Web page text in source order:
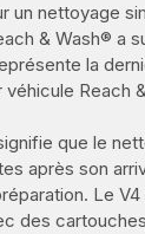
un nettoyage
& Wash® a
la
Reach
que le
après son
Le
des